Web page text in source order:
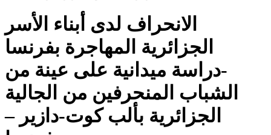
الانحراف لدى أبناء الأسر
الجزائرية المهاجرة بفرنسا
-دراسة ميدانية على عينة من
الشباب المنحرفين من الجالية
الجزائرية بألب كوت-دازير –